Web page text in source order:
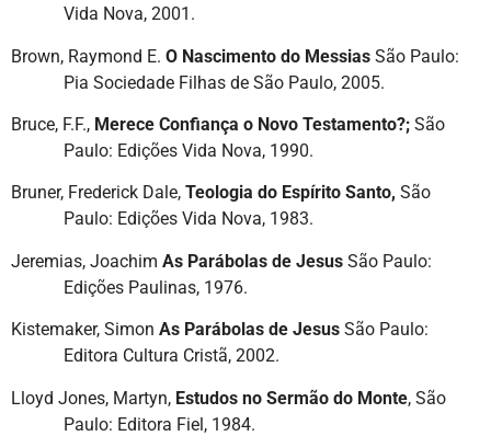
Vida Nova, 2001.
Brown, Raymond E. O Nascimento do Messias São Paulo:
Pia Sociedade Filhas de São Paulo, 2005.
Bruce, F.F., Merece Confiança o Novo Testamento?; São
Paulo: Edições Vida Nova, 1990.
Bruner, Frederick Dale, Teologia do Espírito Santo, São
Paulo: Edições Vida Nova, 1983.
Jeremias, Joachim As Parábolas de Jesus São Paulo:
Edições Paulinas, 1976.
Kistemaker, Simon As Parábolas de Jesus São Paulo:
Editora Cultura Cristã, 2002.
Lloyd Jones, Martyn, Estudos no Sermão do Monte, São
Paulo: Editora Fiel, 1984.